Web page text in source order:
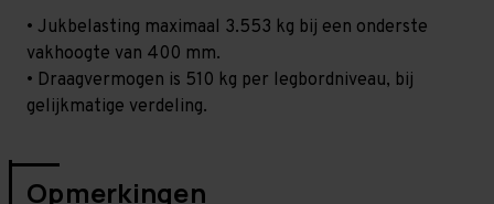
• Jukbelasting maximaal 3.553 kg bij een onderste
vakhoogte van 400 mm.
• Draagvermogen is 510 kg per legbordniveau, bij
gelijkmatige verdeling.
Opmerkingen